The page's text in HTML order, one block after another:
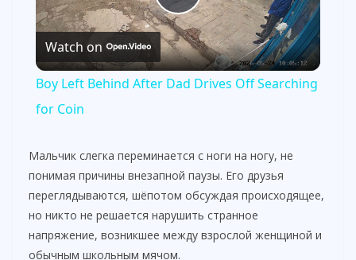
P
l
y
V
i
Watch on
Boy Left Behind After Dad Drives Off Searching
for Coin
Мальчик слегка переминается с ноги на ногу, не
понимая причины внезапной паузы. Его друзья
переглядываются, шёпотом обсуждая происходящее,
но никто не решается нарушить странное
напряжение, возникшее между взрослой женщиной и
обычным школьным мячом.